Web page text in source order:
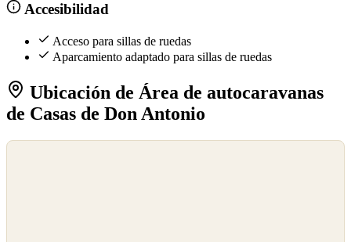
Accesibilidad
Acceso para sillas de ruedas
Aparcamiento adaptado para sillas de ruedas
Ubicación de Área de autocaravanas
de Casas de Don Antonio